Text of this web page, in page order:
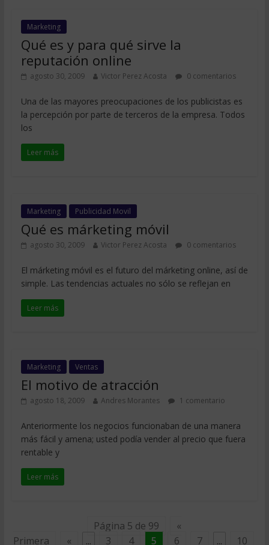
Marketing
Qué es y para qué sirve la
reputación online
agosto 30, 2009 Victor Perez Acosta 0 comentarios
Una de las mayores preocupaciones de los publicistas es
la percepción por parte de terceros de la empresa. Todos
los
Leer más
Marketing Publicidad Movil
Qué es márketing móvil
agosto 30, 2009 Victor Perez Acosta 0 comentarios
El márketing móvil es el futuro del márketing online, así de
simple. Las tendencias actuales no sólo se reflejan en
Leer más
Marketing Ventas
El motivo de atracción
agosto 18, 2009 Andres Morantes 1 comentario
Anteriormente los negocios funcionaban de una manera
más fácil y amena; usted podía vender al precio que fuera
rentable y
Leer más
Página 5 de 99
«
Primera
« ... 3 4 5 6 7 ...
10